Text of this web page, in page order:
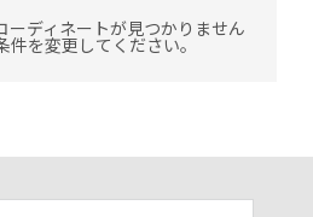
ーディネートが見つかりません
件を変更してください。